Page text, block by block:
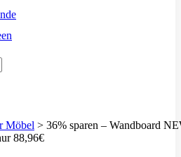
Möbel > 36% sparen – Wandboard
88,96€